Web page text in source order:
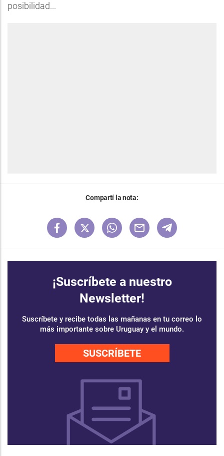
posibilidad...
Compartí la nota:
¡Suscríbete a nuestro
Newsletter!
Suscríbete y recibe todas las mañanas en tu correo lo
más importante sobre Uruguay y el mundo.
SUSCRÍBETE